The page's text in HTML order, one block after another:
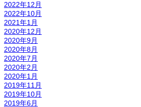
2022年12月
2022年10月
2021年1月
2020年12月
2020年9月
2020年8月
2020年7月
2020年2月
2020年1月
2019年11月
2019年10月
2019年6月